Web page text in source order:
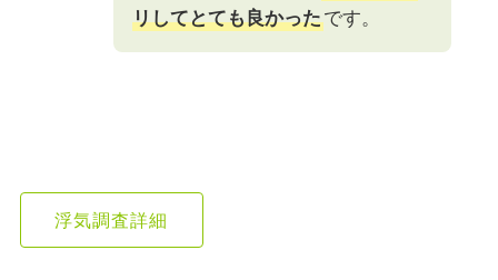
リしてとても良かったです。
浮気調査詳細